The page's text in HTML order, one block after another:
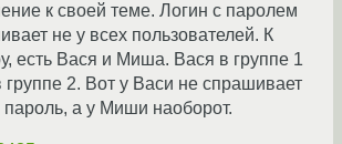
к своей теме. Логин с паролем
не у всех пользователей. К
есть Вася и Миша. Вася в группе 1
2. Вот у Васи не спрашивает
пароль, а у Миши наоборот.